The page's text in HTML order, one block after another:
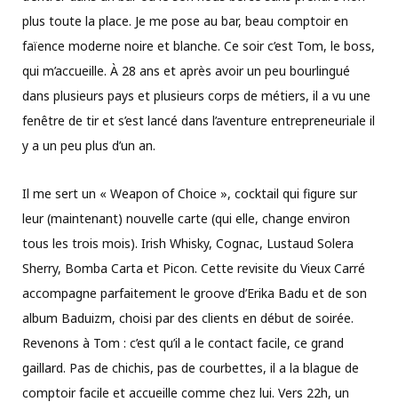
plus toute la place. Je me pose au bar, beau comptoir en
faïence moderne noire et blanche. Ce soir c’est Tom, le boss,
qui m’accueille. À 28 ans et après avoir un peu bourlingué
dans plusieurs pays et plusieurs corps de métiers, il a vu une
fenêtre de tir et s’est lancé dans l’aventure entrepreneuriale il
y a un peu plus d’un an.
Il me sert un « Weapon of Choice », cocktail qui figure sur
leur (maintenant) nouvelle carte (qui elle, change environ
tous les trois mois). Irish Whisky, Cognac, Lustaud Solera
Sherry, Bomba Carta et Picon. Cette revisite du Vieux Carré
accompagne parfaitement le groove d’Erika Badu et de son
album Baduizm, choisi par des clients en début de soirée.
Revenons à Tom : c’est qu’il a le contact facile, ce grand
gaillard. Pas de chichis, pas de courbettes, il a la blague de
comptoir facile et accueille comme chez lui. Vers 22h, un